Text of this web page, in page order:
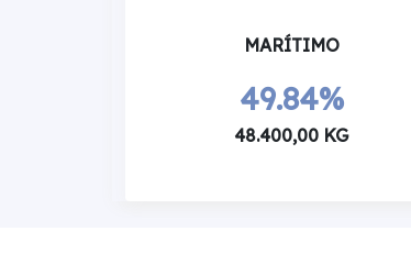
MARÍTIMO
49.84%
48.400,00 KG